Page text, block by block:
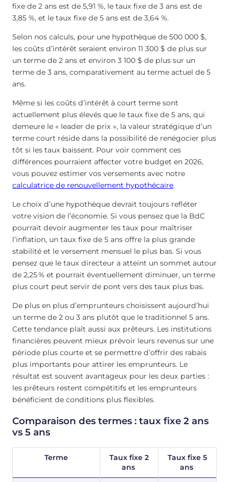
fixe de 2 ans est de 5,91 %, le taux fixe de 3 ans est de
3,85 %, et le taux fixe de 5 ans est de 3,64 %.
Selon nos calculs, pour une hypothèque de 500 000 $,
les coûts d’intérêt seraient environ 11 300 $ de plus sur
un terme de 2 ans et environ 3 100 $ de plus sur un
terme de 3 ans, comparativement au terme actuel de 5
ans.
Même si les coûts d’intérêt à court terme sont
actuellement plus élevés que le taux fixe de 5 ans, qui
demeure le « leader de prix », la valeur stratégique d’un
terme court réside dans la possibilité de renégocier plus
tôt si les taux baissent. Pour voir comment ces
différences pourraient affecter votre budget en 2026,
vous pouvez estimer vos versements avec notre
calculatrice de renouvellement hypothécaire.
Le choix d’une hypothèque devrait toujours refléter
votre vision de l’économie. Si vous pensez que la BdC
pourrait devoir augmenter les taux pour maîtriser
l’inflation, un taux fixe de 5 ans offre la plus grande
stabilité et le versement mensuel le plus bas. Si vous
pensez que le taux directeur a atteint un sommet autour
de 2,25% et pourrait éventuellement diminuer, un terme
plus court peut servir de pont vers des taux plus bas.
De plus en plus d’emprunteurs choisissent aujourd’hui
un terme de 2 ou 3 ans plutôt que le traditionnel 5 ans.
Cette tendance plaît aussi aux prêteurs. Les institutions
financières peuvent mieux prévoir leurs revenus sur une
période plus courte et se permettre d’offrir des rabais
plus importants pour attirer les emprunteurs. Le
résultat est souvent avantageux pour les deux parties :
les prêteurs restent compétitifs et les emprunteurs
bénéficient de conditions plus flexibles.
Comparaison des termes : taux fixe 2 ans
vs 5 ans
Terme
Taux fixe 2
ans
Taux fixe 5
ans